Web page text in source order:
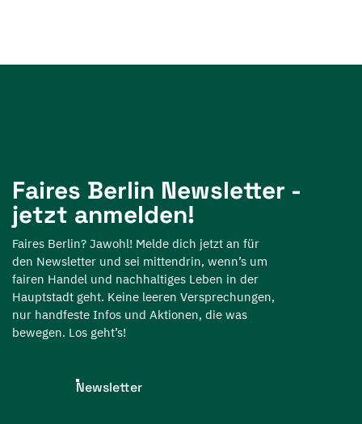
Faires Berlin Newsletter -
jetzt anmelden!
Faires Berlin? Jawohl! Melde dich jetzt an für
den Newsletter und sei mittendrin, wenn’s um
fairen Handel und nachhaltiges Leben in der
Hauptstadt geht. Keine leeren Versprechungen,
nur handfeste Infos und Aktionen, die was
bewegen. Los geht’s!
Newsletter